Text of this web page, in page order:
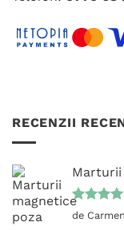
RECENZII
Marturii
Evaluat la
de Carmen